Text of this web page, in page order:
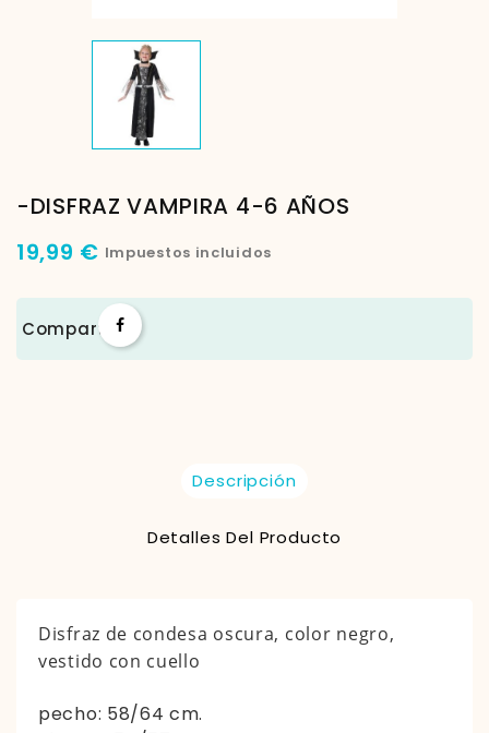
-DISFRAZ VAMPIRA 4-6 AÑOS
19,99 € Impuestos incluidos
Compartir
Descripción
Detalles Del Producto
Disfraz de condesa oscura, color negro,
vestido con cuello
pecho: 58/64 cm.